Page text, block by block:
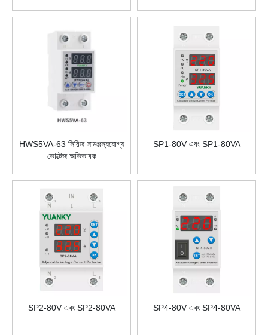
HWS5VA-63 সিরিজ সামঞ্জস্যযোগ্য
ভোল্টেজ অভিভাবক
SP1-80V এবং SP1-80VA
SP2-80V এবং SP2-80VA SP4-80V এবং SP4-80VA